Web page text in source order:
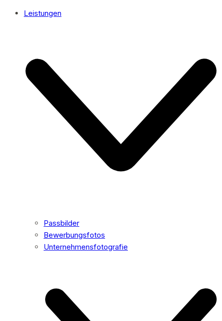
Leistungen
Passbilder
Bewerbungsfotos
Unternehmensfotografie